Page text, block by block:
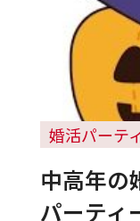
婚活パーテ
中高年の
パーティ